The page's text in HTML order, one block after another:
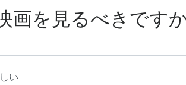
画を見るべきです